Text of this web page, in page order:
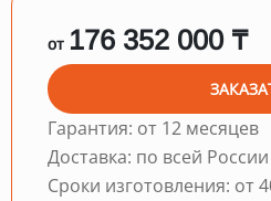
от 176 352 000 ₸
Гарантия: от 12 месяцев
Доставка: по всей
Сроки изготовления: от